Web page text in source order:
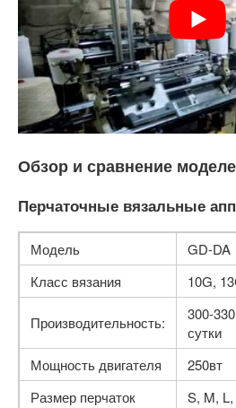
Обзор и сравнение
Перчаточные вязальные
Модель GD-DA
Класс вязания
10G,
Производительность:
300-
сутки
Мощность двигателя 250вт
Размер перчаток
S, M,